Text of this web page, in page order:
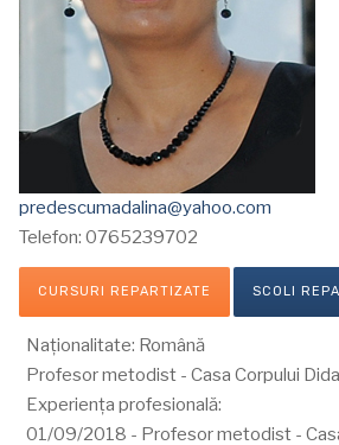
predescumadalina@yahoo.com
Telefon: 0765239702
CURSURI REPARTIZATE SCOLI
Naționalitate: Română
Profesor metodist - Casa Corpului
Experiența profesională:
01/09/2018 - Profesor metodist -